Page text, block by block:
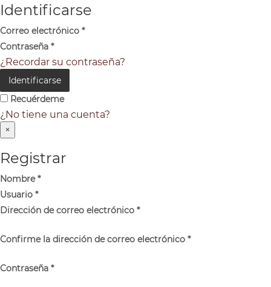
Identificarse
Correo electrónico *
Contraseña *
¿Recordar su contraseña?
Identificarse
Recuérdeme
¿No tiene una cuenta?
×
Registrar
Nombre*
Usuario *
Dirección de correo electrónico *
Confirme la dirección de correo electrónico *
Contraseña *